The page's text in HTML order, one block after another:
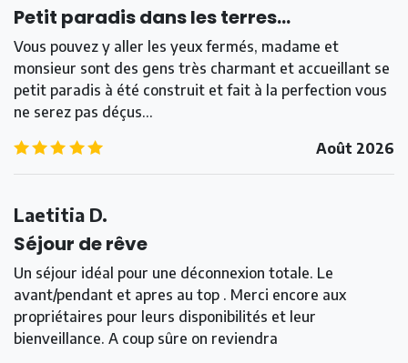
Petit paradis dans les terres…
Vous pouvez y aller les yeux fermés, madame et
monsieur sont des gens très charmant et accueillant se
petit paradis à été construit et fait à la perfection vous
ne serez pas déçus…
Août 2026
Laetitia D.
Séjour de rêve
Un séjour idéal pour une déconnexion totale. Le
avant/pendant et apres au top . Merci encore aux
propriétaires pour leurs disponibilités et leur
bienveillance. A coup sûre on reviendra